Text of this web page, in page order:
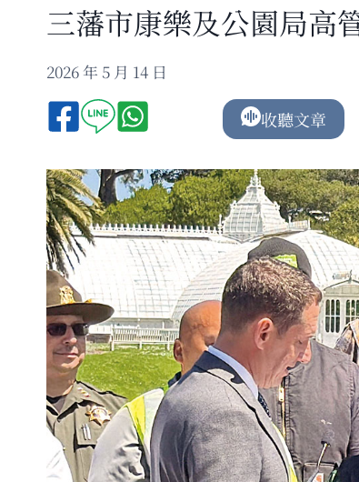
三藩市康樂及公園局高
2026 年 5 月 14 日
收聽文章